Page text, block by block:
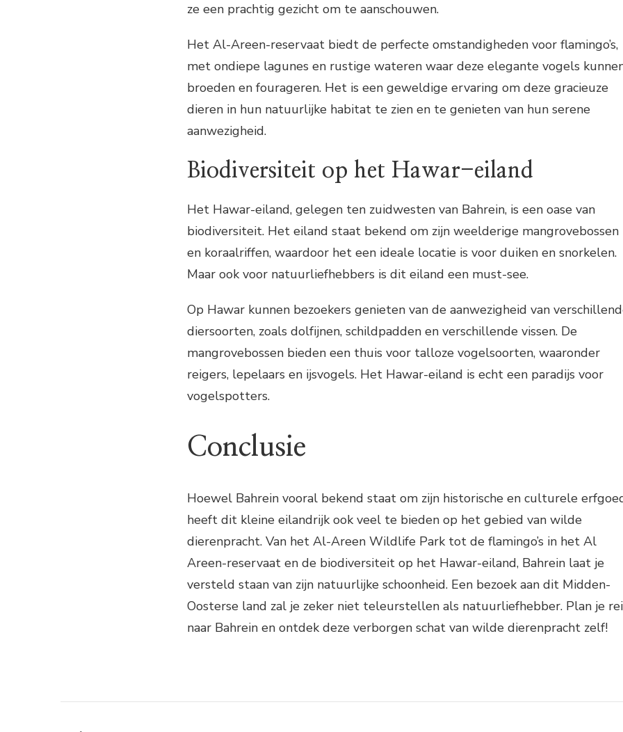
ze een prachtig gezicht om te aanschouwen.
Het Al-Areen-reservaat biedt de perfecte omstandigheden voor flamingo’s,
met ondiepe lagunes en rustige wateren waar deze elegante vogels
broeden en fourageren. Het is een geweldige ervaring om deze gracieuze
dieren in hun natuurlijke habitat te zien en te genieten van hun serene
aanwezigheid.
Biodiversiteit op het Hawar-eiland
Het Hawar-eiland, gelegen ten zuidwesten van Bahrein, is een oase van
biodiversiteit. Het eiland staat bekend om zijn weelderige mangrovebossen
en koraalriffen, waardoor het een ideale locatie is voor duiken en snorkelen.
Maar ook voor natuurliefhebbers is dit eiland een must-see.
Op Hawar kunnen bezoekers genieten van de aanwezigheid van
diersoorten, zoals dolfijnen, schildpadden en verschillende vissen. De
mangrovebossen bieden een thuis voor talloze vogelsoorten, waaronder
reigers, lepelaars en ijsvogels. Het Hawar-eiland is echt een paradijs voor
vogelspotters.
Conclusie
Hoewel Bahrein vooral bekend staat om zijn historische en culturele
heeft dit kleine eilandrijk ook veel te bieden op het gebied van wilde
dierenpracht. Van het Al-Areen Wildlife Park tot de flamingo’s in het Al
Areen-reservaat en de biodiversiteit op het Hawar-eiland, Bahrein laat je
versteld staan van zijn natuurlijke schoonheid. Een bezoek aan dit Midden-
Oosterse land zal je zeker niet teleurstellen als natuurliefhebber. Plan je
naar Bahrein en ontdek deze verborgen schat van wilde dierenpracht zelf!